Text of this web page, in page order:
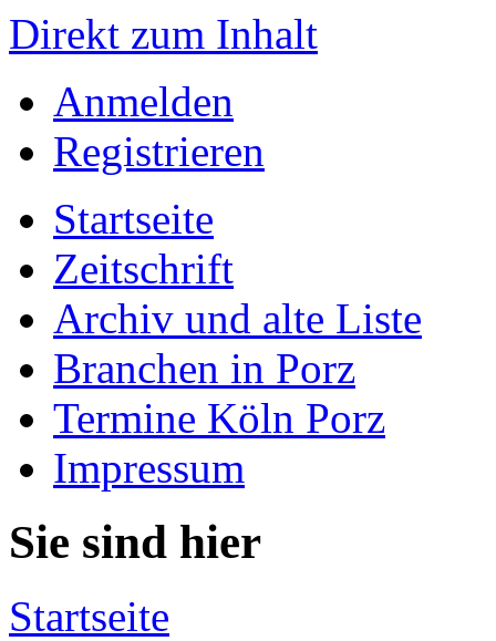
Direkt zum Inhalt
Anmelden
Registrieren
Startseite
Zeitschrift
Archiv und alte Liste
Branchen in Porz
Termine Köln Porz
Impressum
Sie sind hier
Startseite